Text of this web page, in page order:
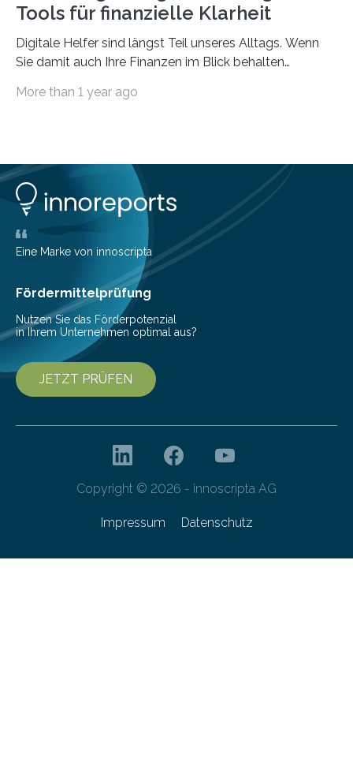
Tools für finanzielle Klarheit
Digitale Helfer sind längst Teil unseres Alltags. Wenn
Sie damit auch Ihre Finanzen im Blick behalten
die genau das ermöglichen: Sie helfen Ihnen, Ausgaben
Lösungen interessieren. 1. Multibanking-Tools: Alle
Konten auf einen Blick Viele Banken bieten bereits in
ihrem Online-Banking eine Multibanking-Funktion an,
mit der sich Konten bei anderen Banken…
More than 1 year ago
Eine Marke von innoscripta
Fördermittelprüfung
Nutzen Sie das Förderpotenzial
in Ihrem Unternehmen optimal aus?
JETZT PRÜFEN
Copyright © 2026 - innoscripta AG
Impressum Datenschutz